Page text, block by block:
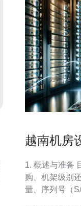
越南机房
1. 概述与准备 目的与范围：明确本次回收/采购是整机回
购、机架级别
量、序列号（